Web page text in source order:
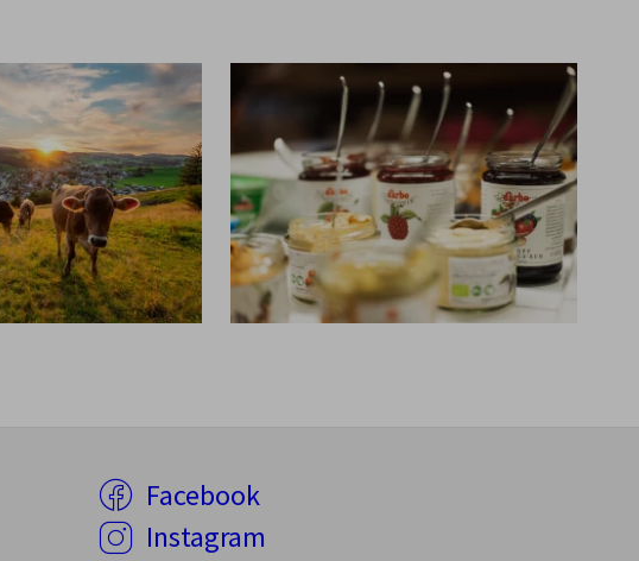
Facebook
Instagram